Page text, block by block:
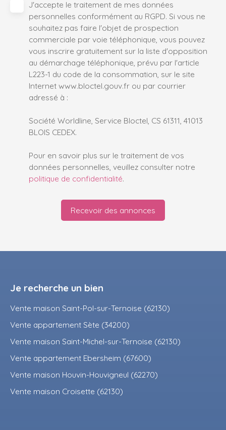
J'accepte le traitement de mes données
personnelles conformément au RGPD. Si vous ne
souhaitez pas faire l'objet de prospection
commerciale par voie téléphonique, vous pouvez
vous inscrire gratuitement sur la liste d'opposition
au démarchage téléphonique, prévu par l'article
L223-1 du code de la consommation, sur le site
Internet www.bloctel.gouv.fr ou par courrier
adressé à :
Société Worldline, Service Bloctel, CS 61311, 41013
BLOIS CEDEX.
Pour en savoir plus sur le traitement de vos
données personnelles, veuillez consulter notre
politique de confidentialité.
Recevoir des annonces
Je recherche un bien
Vente maison Saint-Pol-sur-Ternoise (62130)
Vente appartement Sète (34200)
Vente maison Saint-Michel-sur-Ternoise (62130)
Vente appartement Ebersheim (67600)
Vente maison Houvin-Houvigneul (62270)
Vente maison Croisette (62130)